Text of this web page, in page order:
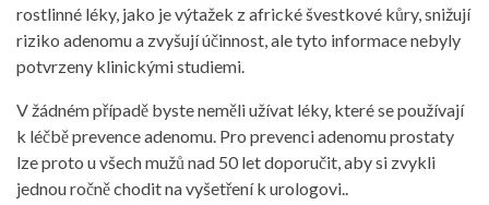
rostlinné léky, jako je výtažek z africké švestkové kůry, snižují
riziko adenomu a zvyšují účinnost, ale tyto informace nebyly
potvrzeny klinickými studiemi.
V žádném případě byste neměli užívat léky, které se používají
k léčbě prevence adenomu. Pro prevenci adenomu prostaty
lze proto u všech mužů nad 50 let doporučit, aby si zvykli
jednou ročně chodit na vyšetření k urologovi..